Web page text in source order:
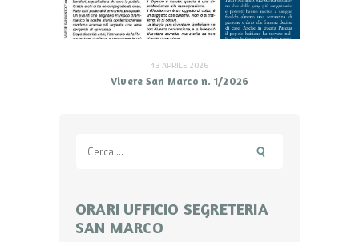
13 APRILE 2026
Vivere San Marco n. 1/2026
per:
ORARI UFFICIO SEGRETERIA
SAN MARCO